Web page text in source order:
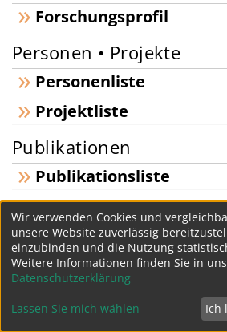
Forschungsprofil
Personen • Projekte
Personenliste
Projektliste
Publikationen
Publikationsliste
Forschungsberichte
Publikationsberichte
Datenschutz
Wir verwenden Cookies und
unsere Website zuverlässig
einzubinden und die Nutzung
Weitere Informationen finden Sie in
Datenschutzerklärung
Lassen Sie mich wählen Ich